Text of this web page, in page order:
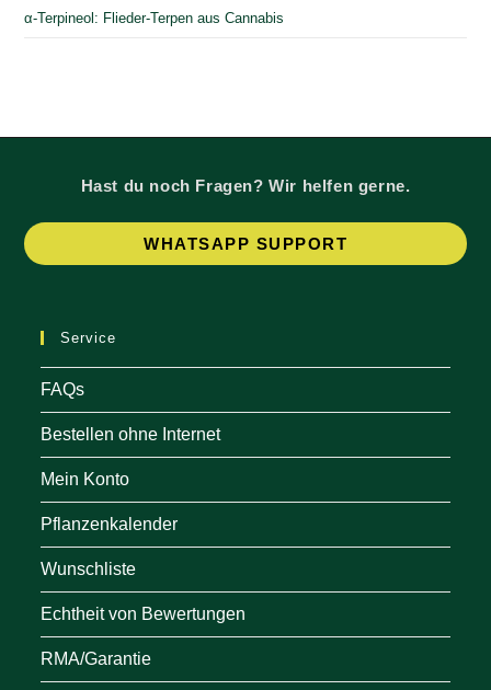
α-Terpineol: Flieder-Terpen aus Cannabis
Hast du noch Fragen? Wir helfen gerne.
WHATSAPP SUPPORT
Service
FAQs
Bestellen ohne Internet
Mein Konto
Pflanzenkalender
Wunschliste
Echtheit von Bewertungen
RMA/Garantie